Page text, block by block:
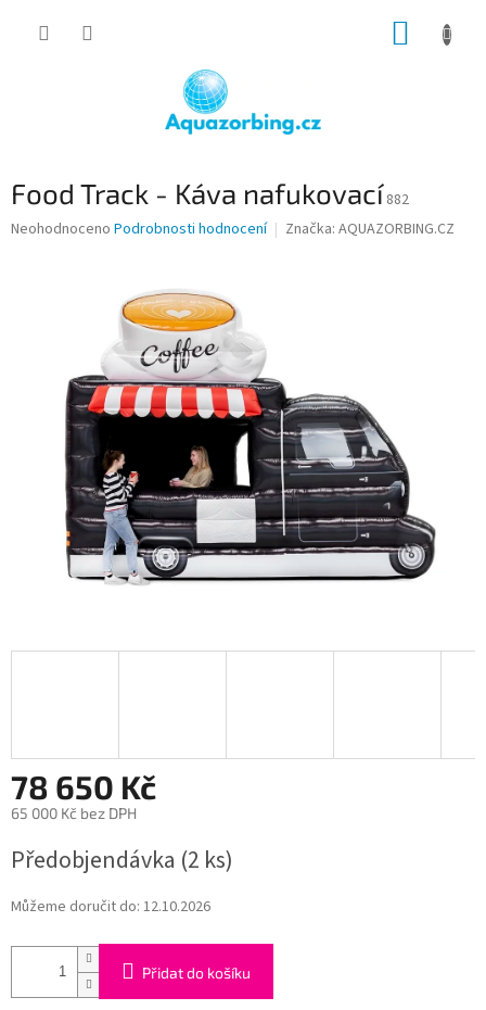
Food Track - Káva nafukovací 882
Průměrné
hvězdiček.
Neohodnoceno Podrobnosti hodnocení Značka: AQUAZORBING.CZ
78 650 Kč
65 000 Kč bez DPH
cena:
Předobjendávka (2 ks)
Můžeme doručit do: 12.10.2026
Přidat do košíku